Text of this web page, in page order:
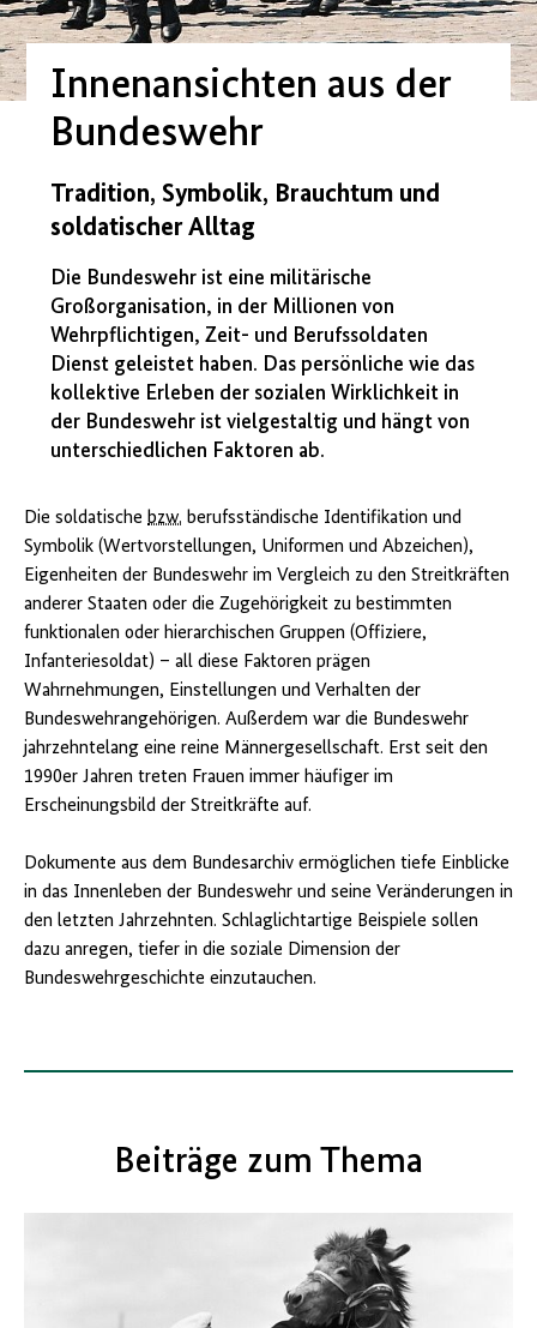
Innenansichten aus der
Bundeswehr
Tradition, Symbolik, Brauchtum und
soldatischer Alltag
Die Bundeswehr ist eine militärische
Großorganisation, in der Millionen von
Wehrpflichtigen, Zeit- und Berufssoldaten
Dienst geleistet haben. Das persönliche wie das
kollektive Erleben der sozialen Wirklichkeit in
der Bundeswehr ist vielgestaltig und hängt von
unterschiedlichen Faktoren ab.
Die soldatische bzw. berufsständische Identifikation und
Symbolik (Wertvorstellungen, Uniformen und Abzeichen),
Eigenheiten der Bundeswehr im Vergleich zu den Streitkräften
anderer Staaten oder die Zugehörigkeit zu bestimmten
funktionalen oder hierarchischen Gruppen (Offiziere,
Infanteriesoldat) – all diese Faktoren prägen
Wahrnehmungen, Einstellungen und Verhalten der
Bundeswehrangehörigen. Außerdem war die Bundeswehr
jahrzehntelang eine reine Männergesellschaft. Erst seit den
1990er Jahren treten Frauen immer häufiger im
Erscheinungsbild der Streitkräfte auf.
Dokumente aus dem Bundesarchiv ermöglichen tiefe Einblicke
in das Innenleben der Bundeswehr und seine Veränderungen in
den letzten Jahrzehnten. Schlaglichtartige Beispiele sollen
dazu anregen, tiefer in die soziale Dimension der
Bundeswehrgeschichte einzutauchen.
Beiträge zum Thema